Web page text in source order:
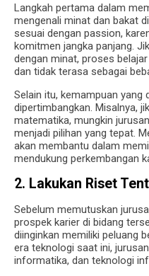
Langkah pertama dalam
mengenali minat dan bakat
sesuai dengan passion,
komitmen jangka panjang.
dengan minat, proses
dan tidak terasa sebagai
Selain itu, kemampuan yang
dipertimbangkan. Misalnya,
matematika, mungkin
menjadi pilihan yang tepat.
akan membantu dalam
mendukung perkembangan
2. Lakukan Riset
Sebelum memutuskan
prospek karier di bidang
diinginkan memiliki peluang
era teknologi saat ini,
informatika, dan teknologi